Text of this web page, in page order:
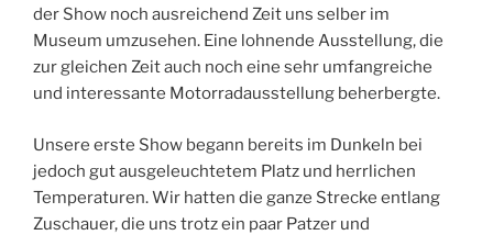
der Show noch ausreichend Zeit uns selber im
Museum umzusehen. Eine lohnende Ausstellung, die
zur gleichen Zeit auch noch eine sehr umfangreiche
und interessante Motorradausstellung beherbergte.
Unsere erste Show begann bereits im Dunkeln bei
jedoch gut ausgeleuchtetem Platz und herrlichen
Temperaturen. Wir hatten die ganze Strecke entlang
Zuschauer, die uns trotz ein paar Patzer und